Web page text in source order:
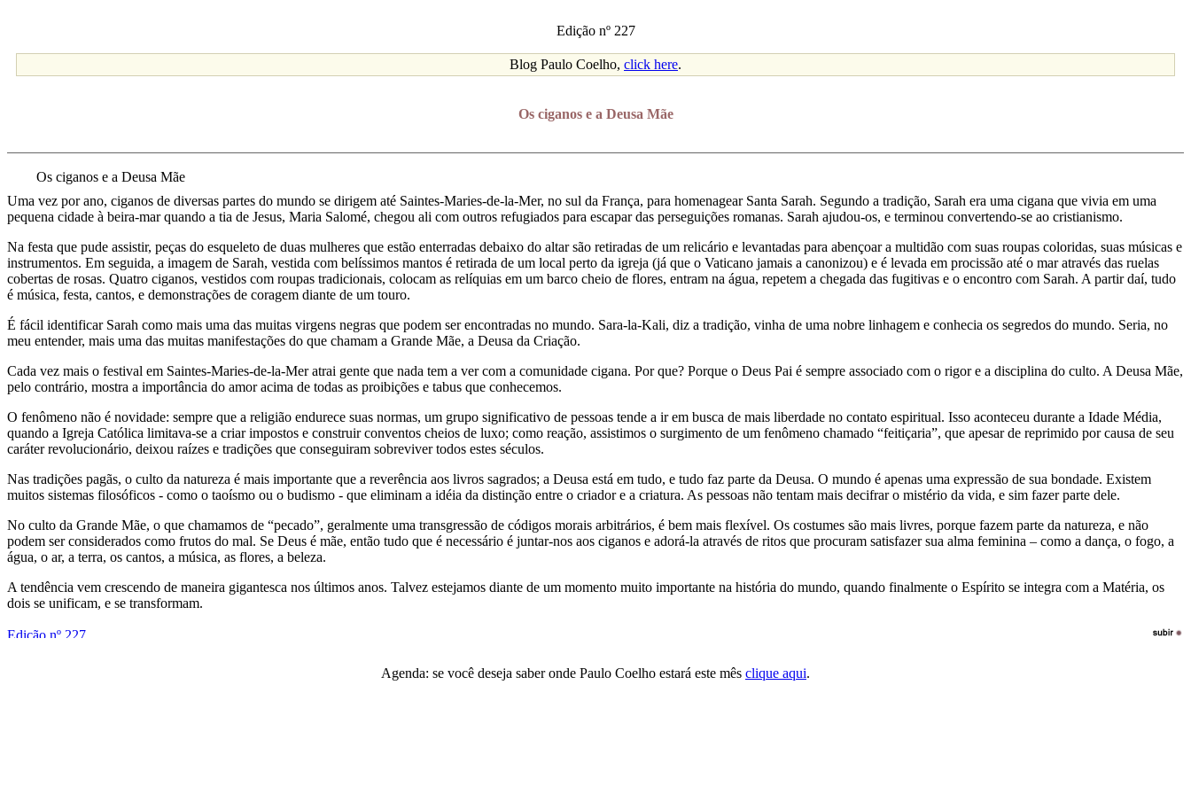
Edição nº 227
Blog Paulo Coelho, click here.
Os ciganos e a Deusa Mãe
Os ciganos e a Deusa Mãe
Uma vez por ano, ciganos de diversas partes do mundo se dirigem até Saintes-Maries-de-la-Mer, no sul da França, para homenagear Santa Sarah. Segundo a tradição, Sarah era uma cigana que vivia em uma
pequena cidade à beira-mar quando a tia de Jesus, Maria Salomé, chegou ali com outros refugiados para escapar das perseguições romanas. Sarah ajudou-os, e terminou convertendo-se ao cristianismo.
Na festa que pude assistir, peças do esqueleto de duas mulheres que estão enterradas debaixo do altar são retiradas de um relicário e levantadas para abençoar a multidão com suas roupas coloridas, suas músicas e
instrumentos. Em seguida, a imagem de Sarah, vestida com belíssimos mantos é retirada de um local perto da igreja (já que o Vaticano jamais a canonizou) e é levada em procissão até o mar através das ruelas
cobertas de rosas. Quatro ciganos, vestidos com roupas tradicionais, colocam as relíquias em um barco cheio de flores, entram na água, repetem a chegada das fugitivas e o encontro com Sarah. A partir daí, tudo
é música, festa, cantos, e demonstrações de coragem diante de um touro.
É fácil identificar Sarah como mais uma das muitas virgens negras que podem ser encontradas no mundo. Sara-la-Kali, diz a tradição, vinha de uma nobre linhagem e conhecia os segredos do mundo. Seria, no
meu entender, mais uma das muitas manifestações do que chamam a Grande Mãe, a Deusa da Criação.
Cada vez mais o festival em Saintes-Maries-de-la-Mer atrai gente que nada tem a ver com a comunidade cigana. Por que? Porque o Deus Pai é sempre associado com o rigor e a disciplina do culto. A Deusa Mãe,
pelo contrário, mostra a importância do amor acima de todas as proibições e tabus que conhecemos.
O fenômeno não é novidade: sempre que a religião endurece suas normas, um grupo significativo de pessoas tende a ir em busca de mais liberdade no contato espiritual. Isso aconteceu durante a Idade Média,
quando a Igreja Católica limitava-se a criar impostos e construir conventos cheios de luxo; como reação, assistimos o surgimento de um fenômeno chamado “feitiçaria”, que apesar de reprimido por causa de seu
caráter revolucionário, deixou raízes e tradições que conseguiram sobreviver todos estes séculos.
Nas tradições pagãs, o culto da natureza é mais importante que a reverência aos livros sagrados; a Deusa está em tudo, e tudo faz parte da Deusa. O mundo é apenas uma expressão de sua bondade. Existem
muitos sistemas filosóficos - como o taoísmo ou o budismo - que eliminam a idéia da distinção entre o criador e a criatura. As pessoas não tentam mais decifrar o mistério da vida, e sim fazer parte dele.
No culto da Grande Mãe, o que chamamos de “pecado”, geralmente uma transgressão de códigos morais arbitrários, é bem mais flexível. Os costumes são mais livres, porque fazem parte da natureza, e não
podem ser considerados como frutos do mal. Se Deus é mãe, então tudo que é necessário é juntar-nos aos ciganos e adorá-la através de ritos que procuram satisfazer sua alma feminina – como a dança, o fogo, a
água, o ar, a terra, os cantos, a música, as flores, a beleza.
A tendência vem crescendo de maneira gigantesca nos últimos anos. Talvez estejamos diante de um momento muito importante na história do mundo, quando finalmente o Espírito se integra com a Matéria, os
dois se unificam, e se transformam.
Agenda: se você deseja saber onde Paulo Coelho estará este mês clique aqui.